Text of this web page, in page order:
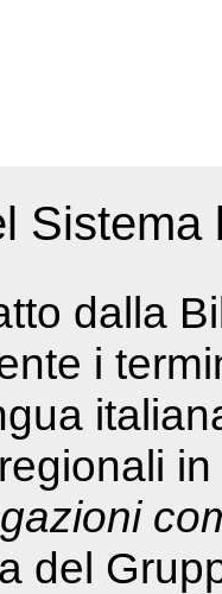
dalla
i
del